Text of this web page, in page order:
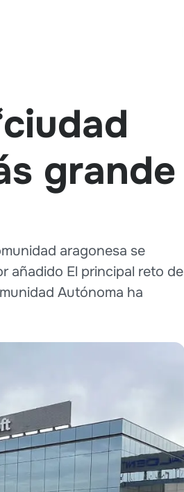
grande
aragonesa se
añadido El principal reto de
Autónoma ha